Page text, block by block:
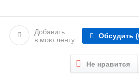
Добавить
в мою ленту
Обсудить
Не нравится